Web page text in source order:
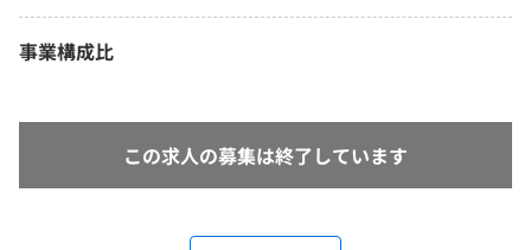
事業構成比
この求人の募集は終了しています